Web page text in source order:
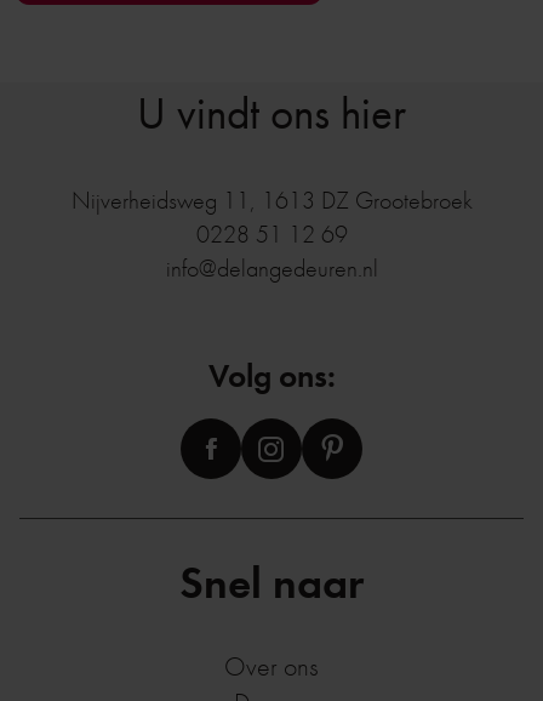
Snel naar
Over ons
U vindt ons hier
Nijverheidsweg 11 , 1613 DZ Grootebroek
0228 51 12 69
info@delangedeuren.nl
Volg ons: